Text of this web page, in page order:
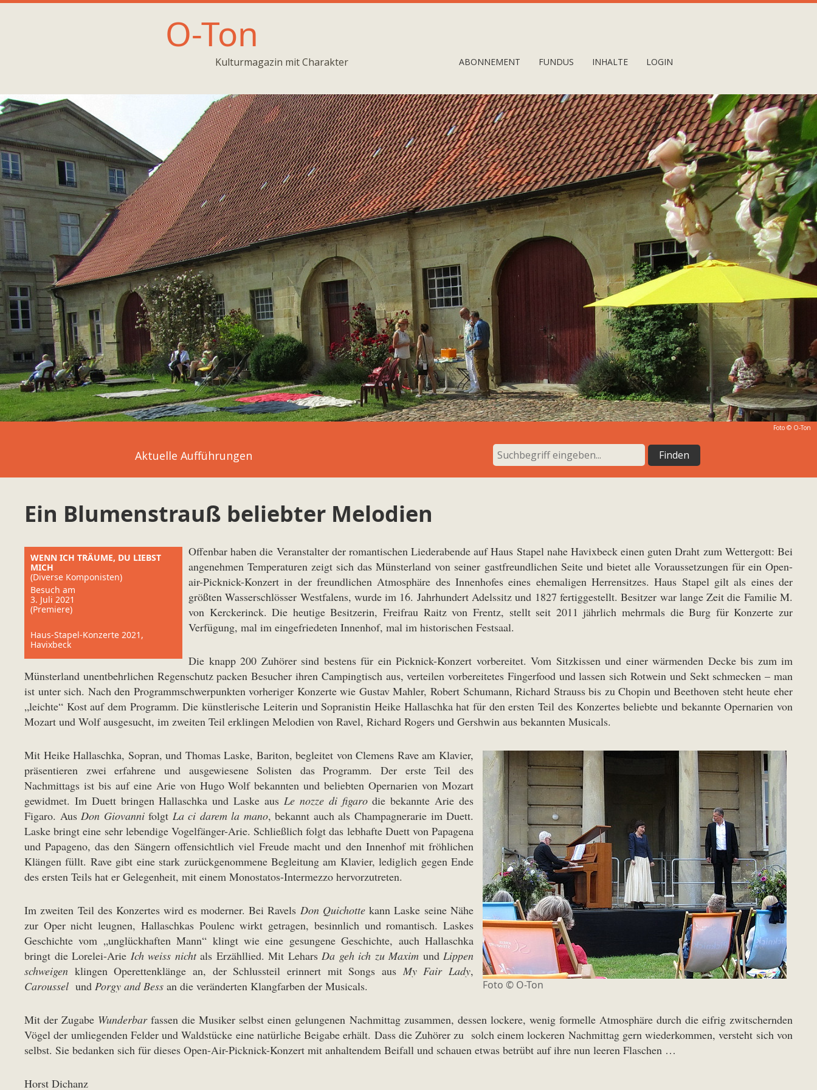
O-Ton
Kulturmagazin mit Charakter ABONNEMENT FUNDUS INHALTE LOGIN
Foto © O-Ton
Aktuelle Aufführungen
Ein Blumenstrauß beliebter Melodien
WENN ICH TRÄUME, DU LIEBST
MICH
(Diverse Komponisten)
Besuch am
3. Juli 2021
(Premiere)
Haus-Stapel-Konzerte 2021,
Havixbeck
Offenbar haben die Veranstalter der romantischen Liederabende auf Haus Stapel nahe Havixbeck einen guten Draht zum Wettergott: Bei
angenehmen Temperaturen zeigt sich das Münsterland von seiner gastfreundlichen Seite und bietet alle Voraussetzungen für ein Open-
air-Picknick-Konzert in der freundlichen Atmosphäre des Innenhofes eines ehemaligen Herrensitzes. Haus Stapel gilt als eines der
größten Wasserschlösser Westfalens, wurde im 16. Jahrhundert Adelssitz und 1827 fertiggestellt. Besitzer war lange Zeit die Familie M.
von Kerckerinck. Die heutige Besitzerin, Freifrau Raitz von Frentz, stellt seit 2011 jährlich mehrmals die Burg für Konzerte zur
Verfügung, mal im eingefriedeten Innenhof, mal im historischen Festsaal.
Die knapp 200 Zuhörer sind bestens für ein Picknick-Konzert vorbereitet. Vom Sitzkissen und einer wärmenden Decke bis zum im
Münsterland unentbehrlichen Regenschutz packen Besucher ihren Campingtisch aus, verteilen vorbereitetes Fingerfood und lassen sich Rotwein und Sekt schmecken – man
ist unter sich. Nach den Programmschwerpunkten vorheriger Konzerte wie Gustav Mahler, Robert Schumann, Richard Strauss bis zu Chopin und Beethoven steht heute eher
„leichte“ Kost auf dem Programm. Die künstlerische Leiterin und Sopranistin Heike Hallaschka hat für den ersten Teil des Konzertes beliebte und bekannte Opernarien von
Mozart und Wolf ausgesucht, im zweiten Teil erklingen Melodien von Ravel, Richard Rogers und Gershwin aus bekannten Musicals.
Foto © O-Ton
Mit Heike Hallaschka, Sopran, und Thomas Laske, Bariton, begleitet von Clemens Rave am Klavier,
präsentieren zwei erfahrene und ausgewiesene Solisten das Programm. Der erste Teil des
Nachmittags ist bis auf eine Arie von Hugo Wolf bekannten und beliebten Opernarien von Mozart
gewidmet. Im Duett bringen Hallaschka und Laske aus Le nozze di figarodie bekannte Arie des
Figaro. AusDon Giovannifolgt La ci darem la mano, bekannt auch als Champagnerarie im Duett.
Laske bringt eine sehr lebendige Vogelfänger-Arie. Schließlich folgt das lebhafte Duett von Papagena
und Papageno, das den Sängern offensichtlich viel Freude macht und den Innenhof mit fröhlichen
Klängen füllt. Rave gibt eine stark zurückgenommene Begleitung am Klavier, lediglich gegen Ende
des ersten Teils hat er Gelegenheit, mit einem Monostatos-Intermezzo hervorzutreten.
Im zweiten Teil des Konzertes wird es moderner. Bei Ravels Don Quichottekann Laske seine Nähe
zur Oper nicht leugnen, Hallaschkas Poulenc wirkt getragen, besinnlich und romantisch. Laskes
Geschichte vom „unglückhaften Mann“ klingt wie eine gesungene Geschichte, auch Hallaschka
bringt die Lorelei-Arie Ich weiss nichtals Erzähllied. Mit Lehars Da geh ich zu Maxim und Lippen
schweigen klingen Operettenklänge an, der Schlussteil erinnert mit Songs aus My Fair Lady,
Caroussel und Porgy and Bess an die veränderten Klangfarben der Musicals.
Mit der Zugabe Wunderbarfassen die Musiker selbst einen gelungenen Nachmittag zusammen, dessen lockere, wenig formelle Atmosphäre durch die eifrig zwitschernden
Vögel der umliegenden Felder und Waldstücke eine natürliche Beigabe erhält. Dass die Zuhörer zu solch einem lockeren Nachmittag gern wiederkommen, versteht sich von
selbst. Sie bedanken sich für dieses Open-Air-Picknick-Konzert mit anhaltendem Beifall und schauen etwas betrübt auf ihre nun leeren Flaschen …
Horst Dichanz